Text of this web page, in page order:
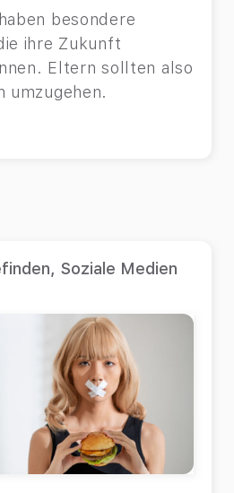
besondere
ihre Zukunft
Eltern sollten also
umzugehen.
, Soziale Medien